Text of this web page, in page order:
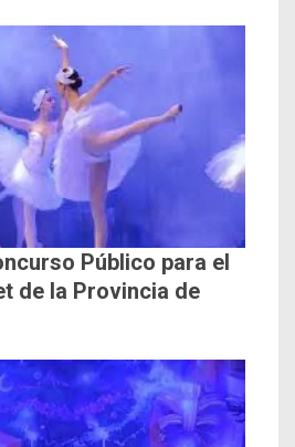
Público para el
de la Provincia de